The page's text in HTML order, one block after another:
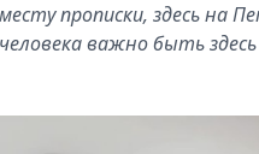
прописки, здесь на
важно быть